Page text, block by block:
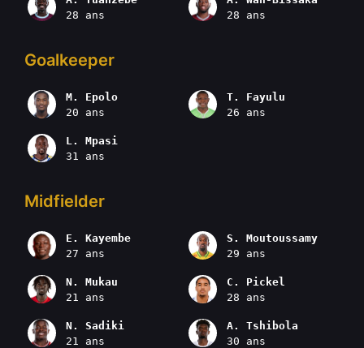
28 ans
28 ans
Goalkeeper
M. Epolo
20 ans
T. Fayulu
26 ans
L. Mpasi
31 ans
Midfielder
E. Kayembe
27 ans
S. Moutoussamy
29 ans
N. Mukau
21 ans
C. Pickel
28 ans
N. Sadiki
21 ans
A. Tshibola
30 ans